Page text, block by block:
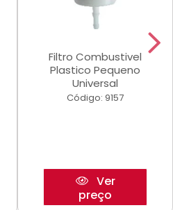
Filtro Combustivel
Plastico Pequeno
Universal
Código: 9157
Ver
preço